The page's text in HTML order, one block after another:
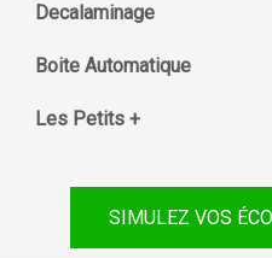
Decalaminage
Boite Automatique
Les Petits +
SIMULEZ VOS